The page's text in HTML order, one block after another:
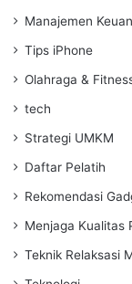
Manajemen
Tips iPhone
Olahraga &
tech
Strategi UMKM
Daftar Pelatih
Rekomendasi
Menjaga Kualitas
Teknik Relaksasi